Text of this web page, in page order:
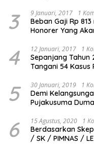
3 9 Januari, 2017 1
Beban Gaji Rp
Honorer Yang
4 12 Januari, 2017 1
Sepanjang Tahun
Tangani 54 Kasus
5 30 Januari, 2019 1
Demi
Pujakusuma
6 15 Agustus, 2020 1
Berdasarkan Skep Lembaga
/ SK / PIMNAS /